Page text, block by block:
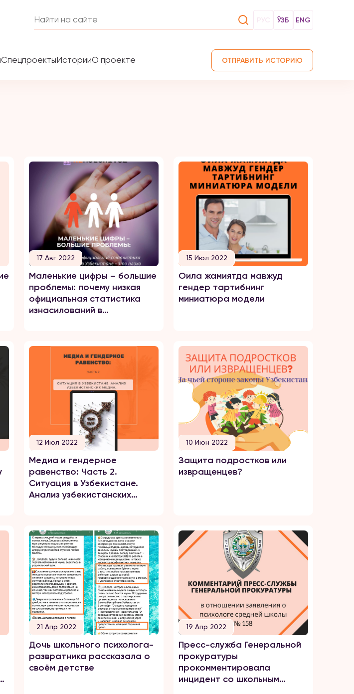
РУС ЎЗБ ENG
СпецпроектыИсторииО проекте ОТПРАВИТЬ ИСТОРИЮ
17 Авг 2022
Маленькие цифры – большие
проблемы: почему низкая
официальная статистика
изнасилований в
15 Июл 2022
Оила жамиятда мавжуд
гендер тартибнинг
миниатюра модели
12 Июл 2022
Медиа и гендерное
равенство: Часть 2.
Ситуация в Узбекистане.
Анализ узбекистанских
10 Июн 2022
Защита подростков или
извращенцев?
21 Апр 2022
Дочь школьного психолога-
развратника рассказала о
своём детстве
19 Апр 2022
Пресс-служба Генеральной
прокуратуры
прокомментировала
инцидент со школьным